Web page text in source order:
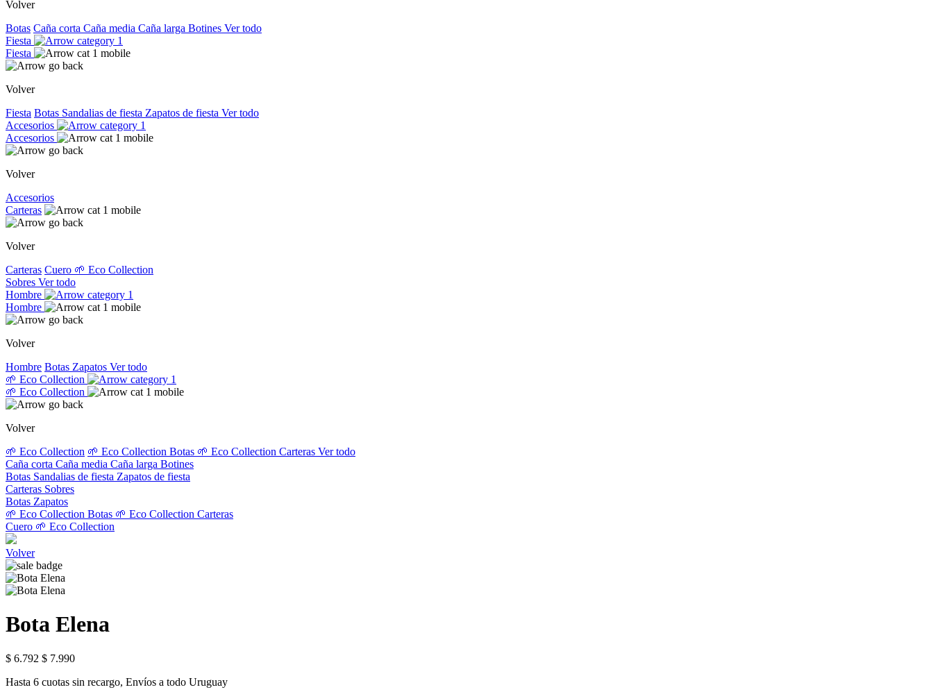
Volver
Botas Caña corta Caña media Caña larga Botines Ver todo
Fiesta
Fiesta
Volver
Fiesta Botas Sandalias de fiesta Zapatos de fiesta Ver todo
Accesorios
Accesorios
Volver
Accesorios
Carteras
Volver
Carteras Cuero 🌱 Eco Collection
Sobres Ver todo
Hombre
Hombre
Volver
Hombre Botas Zapatos Ver todo
🌱 Eco Collection
🌱 Eco Collection
Volver
🌱 Eco Collection 🌱 Eco Collection Botas 🌱 Eco Collection Carteras Ver todo
Caña corta Caña media Caña larga Botines
Botas Sandalias de fiesta Zapatos de fiesta
Carteras Sobres
Botas Zapatos
🌱 Eco Collection Botas 🌱 Eco Collection Carteras
Cuero 🌱 Eco Collection
Volver
Bota Elena
$ 6.792 $ 7.990
Hasta 6 cuotas sin recargo, Envíos a todo Uruguay